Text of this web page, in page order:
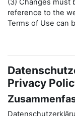
(3) Changes must
reference to the
Terms of Use can
Privacy